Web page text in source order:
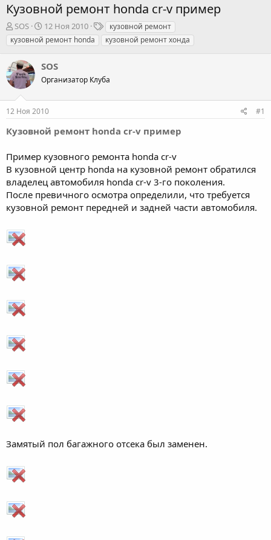
Кузовной ремонт honda cr-v пример
А
в
т
о
р
т
е
м
ы
SOS
Д
а
т
н
а
а
л
12 Ноя 2010
Т
е
г
кузовной ремонт
кузовной ремонт honda
кузовной ремонт хонда
SOS
Организатор Клуба
12 Ноя 2010 #1
Кузовной ремонт honda cr-v пример
Пример кузовного ремонта honda cr-v
В кузовной центр honda на кузовной ремонт обратился
владелец автомобиля honda cr-v 3-го поколения.
После превичного осмотра определили, что требуется
кузовной ремонт передней и задней части автомобиля.
Замятый пол багажного отсека был заменен.